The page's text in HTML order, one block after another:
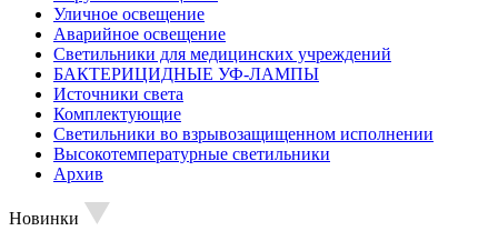
Уличное освещение
Аварийное освещение
Светильники для медицинских учреждений
БАКТЕРИЦИДНЫЕ УФ-ЛАМПЫ
Источники света
Комплектующие
Светильники во взрывозащищенном исполнении
Высокотемпературные светильники
Архив
Новинки